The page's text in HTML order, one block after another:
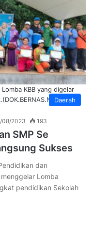
Daerah
KBB yang digelar
08/2023 193
SMP Se
Sukses
dan
Lomba
pendidikan Sekolah